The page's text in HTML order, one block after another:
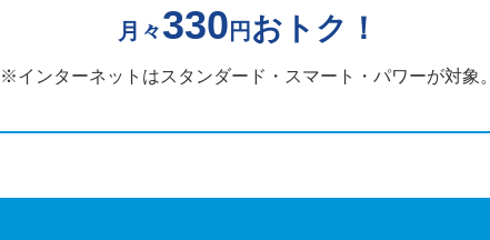
月々330 円 おトク！
※インターネットはスタンダード・スマート・パワーが対象。